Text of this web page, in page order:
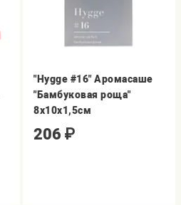
"Hygge #16" Аромасаше
"Бамбуковая роща"
8х10х1,5см
206 ₽